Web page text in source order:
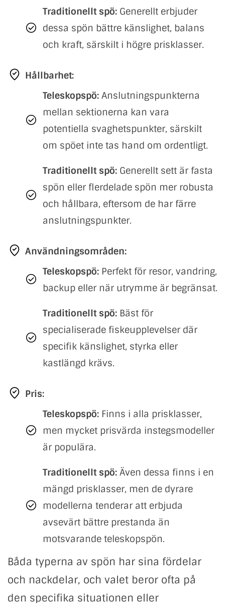
Traditionellt spö: Generellt erbjuder
dessa spön bättre känslighet, balans
och kraft, särskilt i högre prisklasser.
Hållbarhet:
Teleskopspö: Anslutningspunkterna
mellan sektionerna kan vara
potentiella svaghetspunkter, särskilt
om spöet inte tas hand om ordentligt.
Traditionellt spö: Generellt sett är fasta
spön eller flerdelade spön mer robusta
och hållbara, eftersom de har färre
anslutningspunkter.
Användningsområden:
Teleskopspö: Perfekt för resor, vandring,
backup eller när utrymme är begränsat.
Traditionellt spö: Bäst för
specialiserade fiskeupplevelser där
specifik känslighet, styrka eller
kastlängd krävs.
Pris:
Teleskopspö: Finns i alla prisklasser,
men mycket prisvärda instegsmodeller
är populära.
Traditionellt spö: Även dessa finns i en
mängd prisklasser, men de dyrare
modellerna tenderar att erbjuda
avsevärt bättre prestanda än
motsvarande teleskopspön.
Båda typerna av spön har sina fördelar
och nackdelar, och valet beror ofta på
den specifika situationen eller